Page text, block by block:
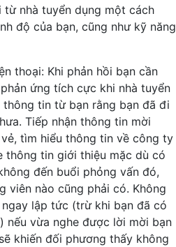
từ nhà tuyển dụng một cách
độ của bạn, cũng như kỹ năng
thoại: Khi phản hồi bạn cần
ứng tích cực khi nhà tuyển
tin từ bạn rằng bạn đã đi
Tiếp nhận thông tin mời
tìm hiểu thông tin về công ty
thông tin giới thiệu mặc dù có
đến buổi phỏng vấn đó,
viên nào cũng phải có. Không
lập tức (trừ khi bạn đã có
nếu vừa nghe được lời mời bạn
khiến đối phương thấy không